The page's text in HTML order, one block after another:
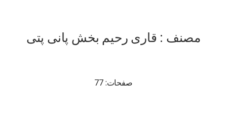
مصنف : قاری رحیم بخش پانی پتی
صفحات: 77